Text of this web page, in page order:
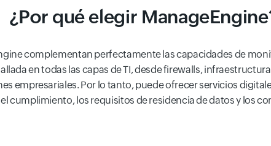
¿Por qué elegir
complementan perfectamente las capacidades de
en todas las capas de TI, desde firewalls,
empresariales. Por lo tanto, puede ofrecer servicios
cumplimiento, los requisitos de residencia de datos y los